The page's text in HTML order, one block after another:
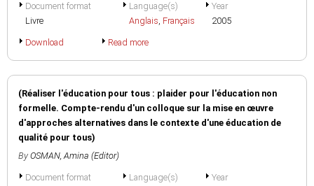
Document format
Livre
Language(s)
Anglais, Français
Year
2005
Download Read more
(Réaliser l'éducation pour tous : plaider pour l'éducation non
formelle. Compte-rendu d'un colloque sur la mise en œuvre
d'approches alternatives dans le contexte d'une éducation de
qualité pour tous)
By OSMAN, Amina (Editor)
Document format
Language(s)
Year